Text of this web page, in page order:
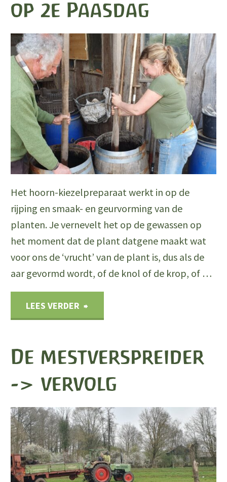
op 2e Paasdag
Het hoorn-kiezelpreparaat werkt in op de
rijping en smaak- en geurvorming van de
planten. Je vernevelt het op de gewassen op
het moment dat de plant datgene maakt wat
voor ons de ‘vrucht’ van de plant is, dus als de
aar gevormd wordt, of de knol of de krop, of …
LEES VERDER "Preparatendag:
en
koemest
op
2e
Paasdag"
De mestverspreider
-> vervolg